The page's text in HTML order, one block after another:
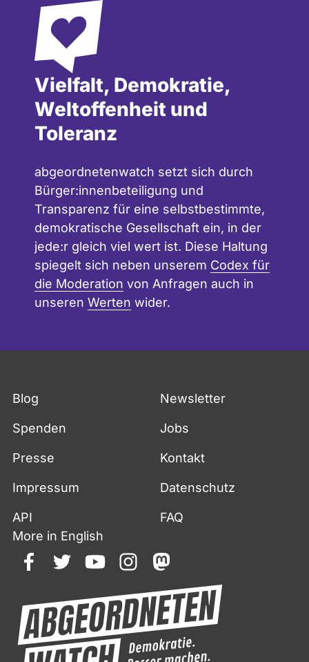
Vielfalt, Demokratie,
Weltoffenheit und
Toleranz
abgeordnetenwatch setzt sich durch
Bürger:innenbeteiligung und
Transparenz für eine selbstbestimmte,
demokratische Gesellschaft ein, in der
jede:r gleich viel wert ist. Diese Haltung
spiegelt sich neben unserem Codex für
die Moderation von Anfragen auch in
unseren Werten wider.
Blog Newsletter
Spenden Jobs
Presse Kontakt
Impressum Datenschutz
API
FAQ
More in English
facebooktwitteryoutubeinstagrammastodon